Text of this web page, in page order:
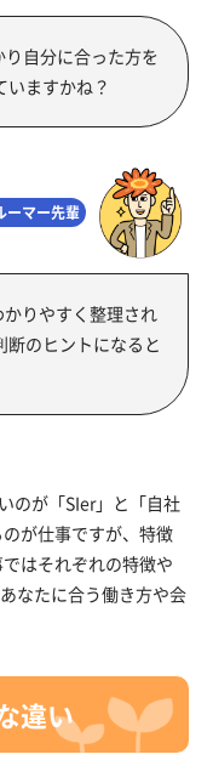
自分に合った方を
ますかね？
ーマー先輩
りやすく整理され
のヒントになると
のが「SIer」と「自社
が仕事ですが、特徴
はそれぞれの特徴や
なたに合う働き方や会
違い